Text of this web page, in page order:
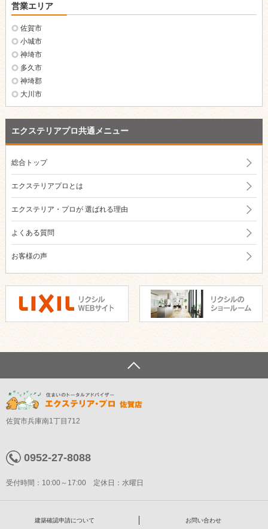
エクステリアプロ共通メニュー
総合トップ
エクステリアプロとは
エクステリア・プロが選ばれる理由
よくある質問
お客様の声
営業エリア
佐賀市
小城市
神埼市
多久市
神埼郡
大川市
佐賀市兵庫南1丁目712
0952-27-8088
受付時間：10:00～17:00 定休日：水曜日
建築確認申請について お問い合わせ